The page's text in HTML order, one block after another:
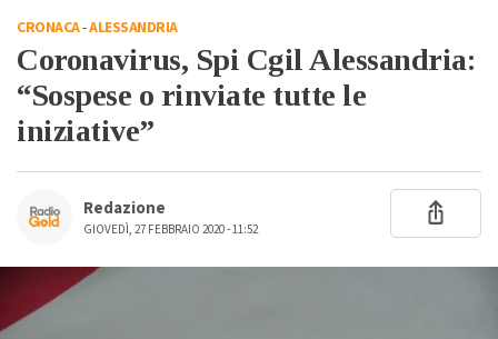
CRONACA-ALESSANDRIA
Coronavirus, Spi Cgil Alessandria:
“Sospese o rinviate tutte le
iniziative”
Redazione
GIOVEDÌ, 27 FEBBRAIO 2020 - 11:52